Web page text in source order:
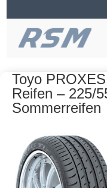
Toyo
Reifen – 225/
Sommerreifen